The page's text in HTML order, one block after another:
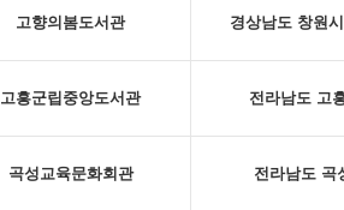
고향의봄도서관 경상남도 창원
고흥군립중앙도서관 전라남도 고
곡성교육문화회관 전라남도 곡